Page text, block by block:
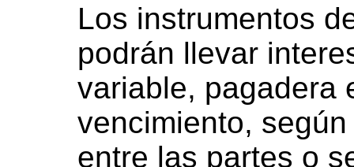
Los instrumentos
podrán llevar
variable, pagadera
vencimiento,
entre las partes o